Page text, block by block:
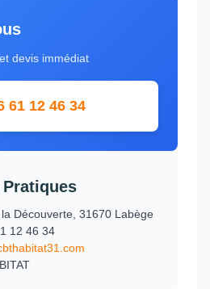
devis immédiat
61 12 46 34
Découverte, 31670 Labège
12 46 34